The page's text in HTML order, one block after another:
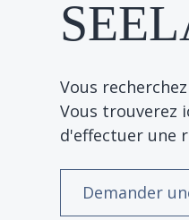
Vous
Vous trouverez
d'effectuer une
Demander